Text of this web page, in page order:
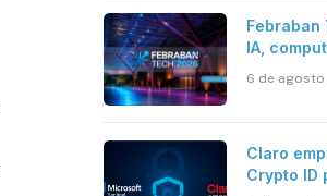
Febraban
IA,
bancária
6 de agosto
Claro
Crypto ID